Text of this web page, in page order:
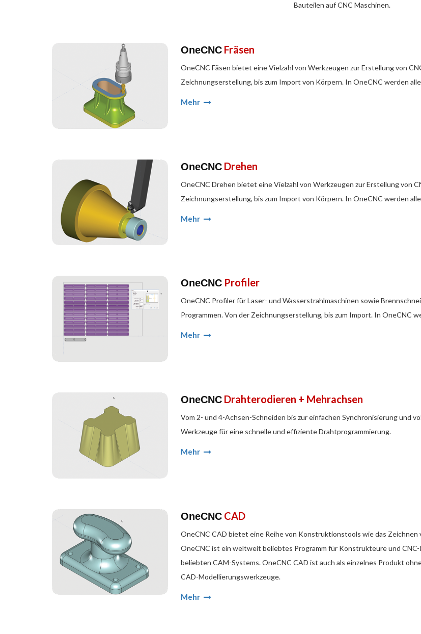
Bauteilen auf CNC Maschinen.
OneCNC Fräsen
OneCNC Fäsen bietet eine Vielzahl von Werkzeugen zur Erstellung von
Zeichnungserstellung, bis zum Import von Körpern. In OneCNC werden
Mehr
OneCNC Drehen
OneCNC Drehen bietet eine Vielzahl von Werkzeugen zur Erstellung von
Zeichnungserstellung, bis zum Import von Körpern. In OneCNC werden
Mehr
OneCNC Profiler
OneCNC Profiler für Laser- und Wasserstrahlmaschinen sowie
Programmen. Von der Zeichnungserstellung, bis zum Import. In OneCNC
Mehr
OneCNC Drahterodieren + Mehrachsen
Vom 2- und 4-Achsen-Schneiden bis zur einfachen Synchronisierung und
Werkzeuge für eine schnelle und effiziente Drahtprogrammierung.
Mehr
OneCNC CAD
OneCNC CAD bietet eine Reihe von Konstruktionstools wie das
OneCNC ist ein weltweit beliebtes Programm für Konstrukteure und
beliebten CAM-Systems. OneCNC CAD ist auch als einzelnes Produkt
CAD-Modellierungswerkzeuge.
Mehr